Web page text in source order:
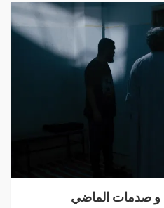
و صدمات الماضي